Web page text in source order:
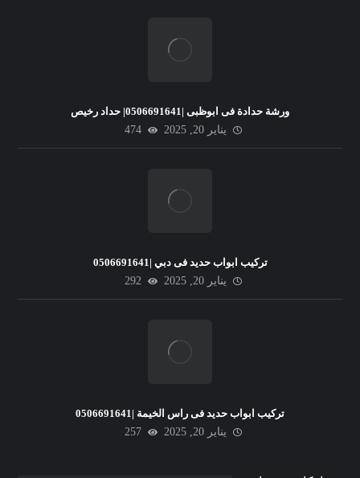
ورشة حدادة فى ابوظبى |0506691641| حداد رخيص
يناير 20, 2025
474
تركيب ابواب حديد فى دبي |0506691641
يناير 20, 2025
292
تركيب ابواب حديد فى راس الخيمة |0506691641
يناير 20, 2025
257